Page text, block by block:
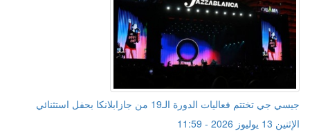
جيسي جي تختتم فعاليات الدورة الـ19 من جازابلانكا بحفل استثنائي
الإثنين 13 يوليوز 2026 - 11:59